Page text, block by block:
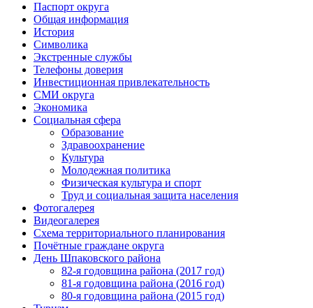
Паспорт округа
Общая информация
История
Символика
Экстренные службы
Телефоны доверия
Инвестиционная привлекательность
СМИ округа
Экономика
Социальная сфера
Образование
Здравоохранение
Культура
Молодежная политика
Физическая культура и спорт
Труд и социальная защита населения
Фотогалерея
Видеогалерея
Схема территориального планирования
Почётные граждане округа
День Шпаковского района
82-я годовщина района (2017 год)
81-я годовщина района (2016 год)
80-я годовщина района (2015 год)